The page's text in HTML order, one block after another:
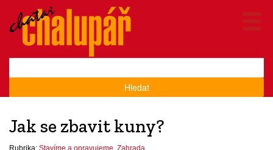
Hledat
Jak se zbavit kuny?
Rubrika: Stavíme a opravujeme Zahrada